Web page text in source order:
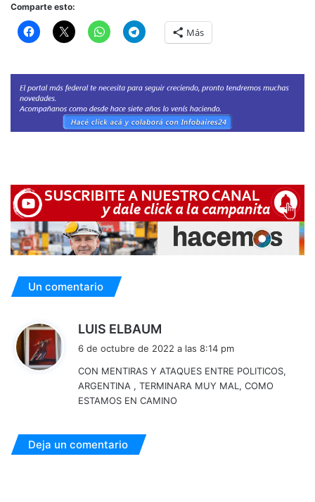
Comparte esto:
Más
Un comentario
LUIS ELBAUM
e
:
6 de octubre de 2022 a las 8:14 pm
CON MENTIRAS Y ATAQUES ENTRE POLITICOS,
ARGENTINA , TERMINARA MUY MAL, COMO
ESTAMOS EN CAMINO
Deja un comentario